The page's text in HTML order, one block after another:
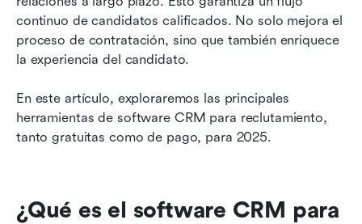
continuo de candidatos calificados. No solo mejora el
proceso de contratación, sino que también enriquece
la experiencia del candidato.
En este artículo, exploraremos las principales
herramientas de software CRM para reclutamiento,
tanto gratuitas como de pago, para 2025.
¿Qué es el software CRM para